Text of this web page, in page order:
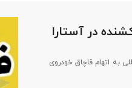
و نقل بین المللی به اتهام قاچاق خودروی